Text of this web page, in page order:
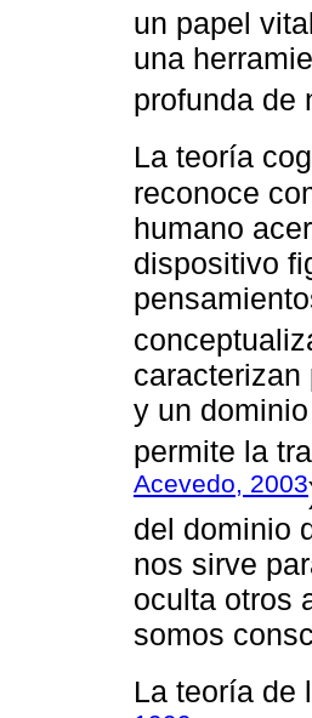
un papel
una
profunda de
La teoría
reconoce
humano
dispositivo
caracterizan
y un
permite la
Acevedo, 2003
del dominio
nos sirve
oculta otros
somos
La teoría de